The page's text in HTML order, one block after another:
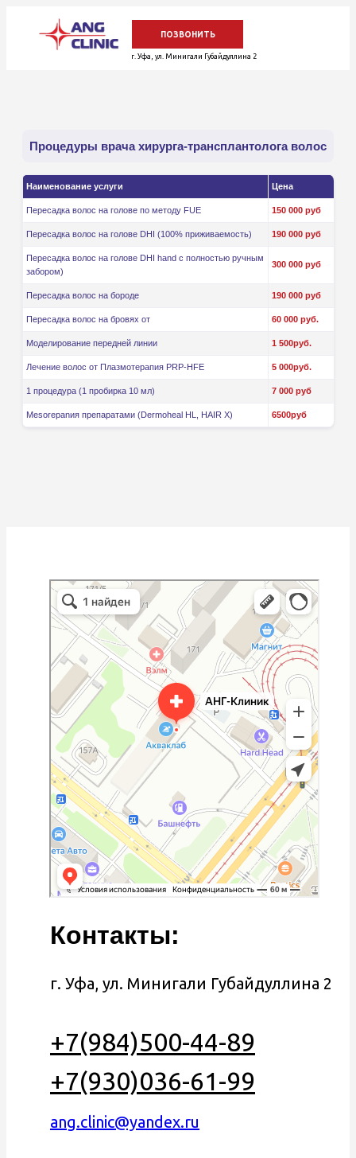
ПОЗВОНИТЬ
ОБРАТНЫЙ ЗВОНОК
+7(984)500-44-89
г. Уфа, ул. Минигали Губайдуллина 2
Процедуры врача хирурга-трансплантолога волос
Наименование услуги Цена
Пересадка волос на голове по методу FUE 150 000 руб
Пересадка волос на голове DHI (100% приживаемость) 190 000 руб
Пересадка волос на голове DHI hand с полностью ручным
забором)
300 000 руб
Пересадка волос на бороде 190 000 руб
Пересадка волос на бровях от 60 000 руб.
Моделирование передней линии 1 500руб.
Лечение волос от Плазмотерапия PRP-HFE 5 000руб.
1 процедура (1 пробирка 10 мл) 7 000 руб
Mesorepanия препаратами (Dermoheal HL, HAIR X) 6500руб
АНГ-Клиник
Медцентр, клиника в Уфе
Диагностический центр в Уфе
Контакты:
+7(984)500-44-89
+7(930)036-61-99
ang.clinic@yandex.ru
г. Уфа, ул. Минигали Губайдуллина 2